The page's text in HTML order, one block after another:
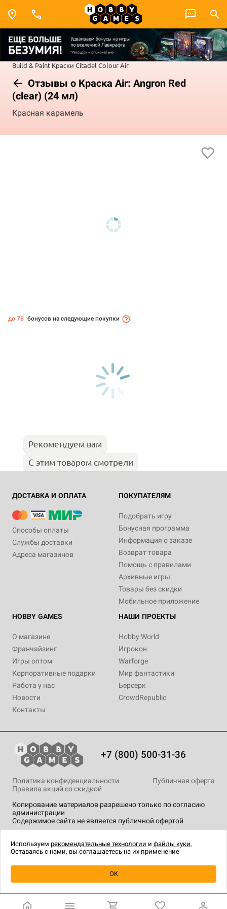
Build & Paint Краски Citadel ColourAir
Отзывы о Краска Air: Angron Red
(clear) (24 мл)
Красная карамель
Уведомить о наличии
до 76 бонусов на следующие покупки
Рекомендуем вам
С этим товаром смотрели
ДОСТАВКА И ОПЛАТА
Способы оплаты
Службы доставки
Адреса магазинов
ПОКУПАТЕЛЯМ
Подобрать игру
Бонусная программа
Информация о заказе
Возврат товара
Помощь с правилами
Архивные игры
Товары без скидки
Мобильное приложение
HOBBY GAMES
О магазине
Франчайзинг
Игры оптом
Корпоративные подарки
Работа у нас
Новости
Контакты
НАШИ ПРОЕКТЫ
Hobby World
Игрокон
Warforge
Мир фантастики
Берсерк
CrowdRepublic
+7 (800) 500-31-36
Копирование материалов разрешено только по согласию
администрации
Содержимое сайта не является публичной офертой
Политика конфиденциальности
Публичная оферта
Правила акций со скидкой
технологии.
Используем рекомендательные технологии и файлы куки.
Оставаясь с нами, вы соглашаетесь на их применение
OK